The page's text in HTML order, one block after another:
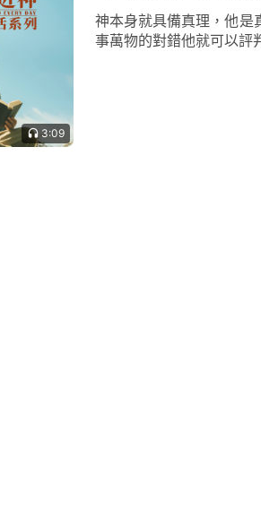
3:09
神本身就具備真理，他是
事萬物的對錯他就可以